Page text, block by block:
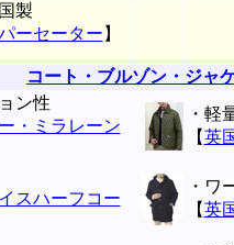
製
ーセーター 】
コート・ブルゾン・ジャ
ン性
・ミラレーン
・軽
【英
スハーフコー
・ワ
【英